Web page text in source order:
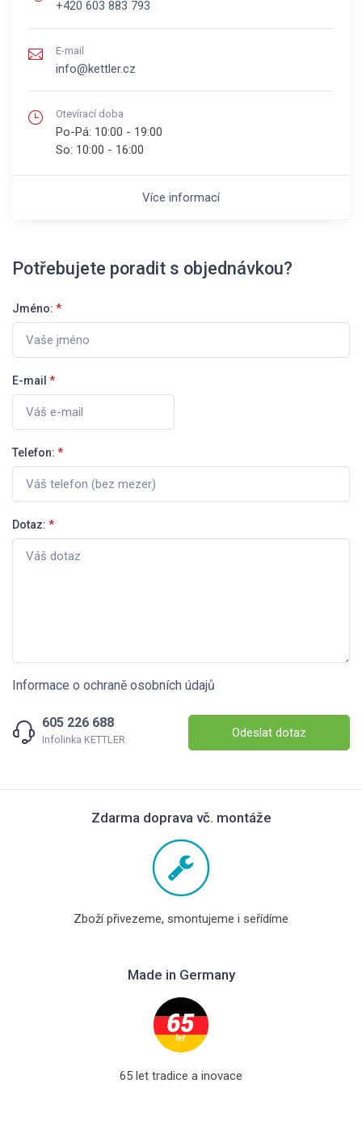
+420 603 883 793
E-mail
info@kettler.cz
Otevírací doba
Po-Pá: 10:00 - 19:00
So: 10:00 - 16:00
Více informací
Potřebujete poradit s objednávkou?
Jméno: *
E-mail *
Telefon: *
Dotaz: *
Informace o ochraně osobních údajů
605 226 688
Infolinka KETTLER Odeslat dotaz
Zdarma doprava vč. montáže
Zboží přivezeme, smontujeme i seřídíme
Made in Germany
65 let tradice a inovace